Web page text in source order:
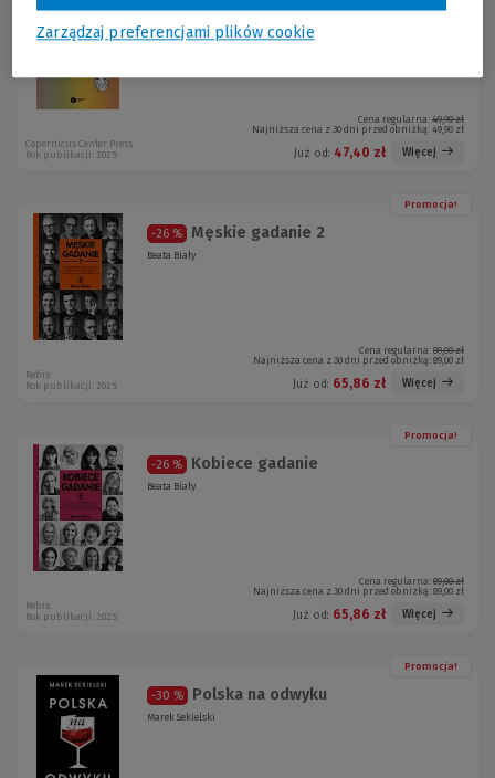
Monika Szubrycht
Cena regularna: 49,90 zł
Najniższa cena z 30 dni przed obniżką: 49,90 zł
Już od: 47,40 zł Więcej
Copernicus Center Press
Rok publikacji: 2025
Promocja!
-26 % Męskie gadanie 2
Beata Biały
Cena regularna: 89,00 zł
Najniższa cena z 30 dni przed obniżką: 89,00 zł
Już od: 65,86 zł Więcej
Rebis
Rok publikacji: 2025
Promocja!
-26 % Kobiece gadanie
Beata Biały
Cena regularna: 89,00 zł
Najniższa cena z 30 dni przed obniżką: 89,00 zł
Już od: 65,86 zł Więcej
Rebis
Rok publikacji: 2025
Promocja!
-30 % Polska na odwyku
Marek Sekielski
Zarządzaj preferencjami plików cookie